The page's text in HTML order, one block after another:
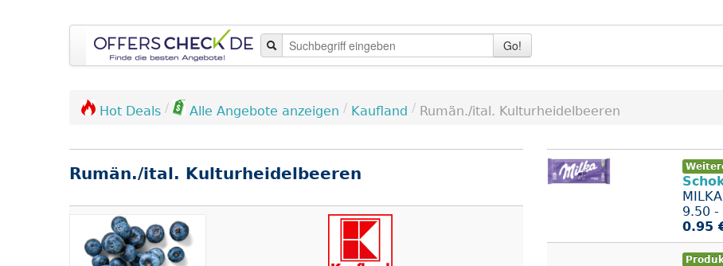
Go!
Hot Deals / Alle Angebote anzeigen / Kaufland / Rumän./ital. Kulturheidelbeeren
Rumän./ital. Kulturheidelbeeren
9.50
0.95